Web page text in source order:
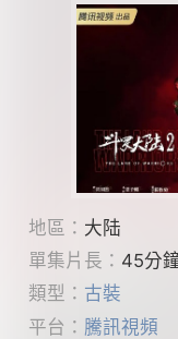
地區： 大陆
單集片長： 45分
類型： 古裝
平台： 騰訊視頻